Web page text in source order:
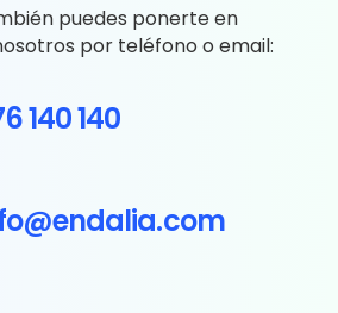
puedes ponerte en
por teléfono o email:
140 140